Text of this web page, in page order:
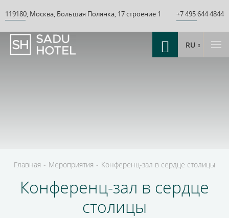
+7 495 644 4844
119180, Москва, Большая Полянка, 17 строение 1
RU
Главная - Мероприятия - Конференц-зал в сердце столицы
Конференц-зал в сердце
столицы